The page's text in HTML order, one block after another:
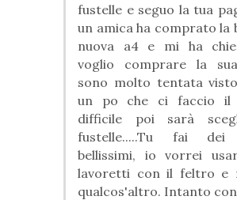
fustelle e seguo la tua
un amica ha comprato la
nuova a4 e mi ha
voglio comprare la
sono molto tentata
un po che ci faccio il
difficile poi sarà
fustelle.....Tu fai dei
bellissimi, io vorrei
lavoretti con il feltro e
qualcos'altro. Intanto